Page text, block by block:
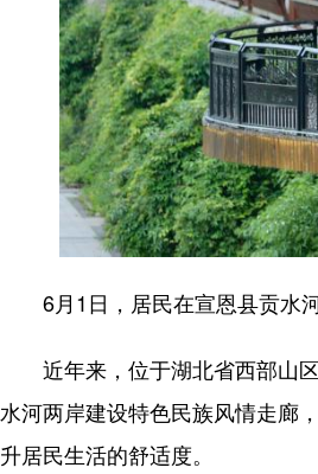
6月1日，居民在宣恩县贡水河
近年来，位于湖北省西部山区
水河两岸建设特色民族风情走廊
升居民生活的舒适度。